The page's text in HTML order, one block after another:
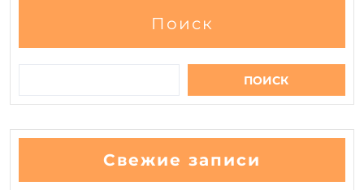
Поиск
ПОИСК
Свежие записи